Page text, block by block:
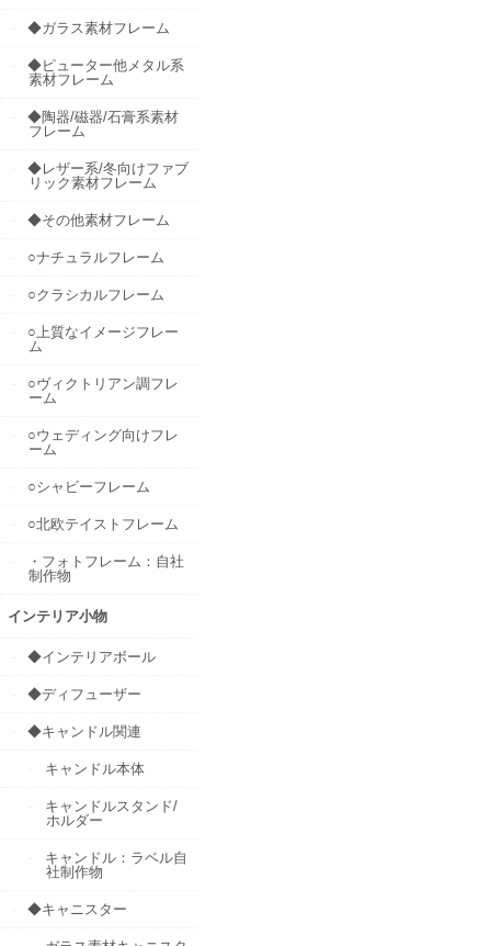
◆ガラス素材フレーム
◆ピューター他メタル系
素材フレーム
◆陶器/磁器/石膏系素材
フレーム
◆レザー系/冬向けファブ
リック素材フレーム
◆その他素材フレーム
○ナチュラルフレーム
○クラシカルフレーム
○上質なイメージフレー
ム
○ヴィクトリアン調フレ
ーム
○ウェディング向けフレ
ーム
○シャビーフレーム
○北欧テイストフレーム
・フォトフレーム：自社
制作物
インテリア小物
◆インテリアボール
◆ディフューザー
◆キャンドル関連
キャンドル本体
キャンドルスタンド/
ホルダー
キャンドル：ラベル自
社制作物
◆キャニスター